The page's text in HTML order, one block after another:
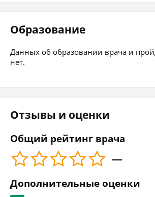
Образование
Данных об образовании врача и
нет.
Отзывы и оценки
Общий рейтинг врача
—
Дополнительные оценки